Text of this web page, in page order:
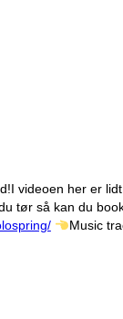
I videoen her er
tør så kan du
Music